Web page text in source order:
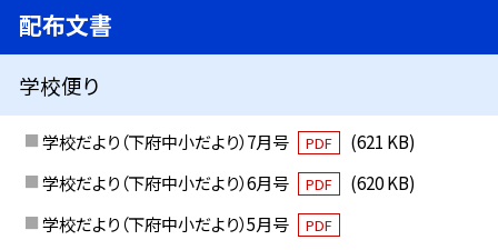
配布文書
学校便り
学校だより（下府中小だより）7月号 PDF
(621 KB)
学校だより（下府中小だより）6月号
PDF
(620 KB)
学校だより（下府中小だより）5月号
PDF